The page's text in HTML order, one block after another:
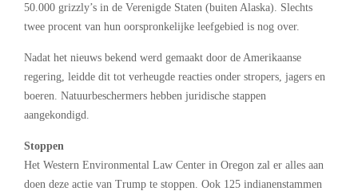
50.000 grizzly’s in de Verenigde Staten (buiten Alaska). Slechts
twee procent van hun oorspronkelijke leefgebied is nog over.
Nadat het nieuws bekend werd gemaakt door de Amerikaanse
regering, leidde dit tot verheugde reacties onder stropers, jagers en
boeren. Natuurbeschermers hebben juridische stappen
aangekondigd.
Stoppen
Het Western Environmental Law Center in Oregon zal er alles aan
doen deze actie van Trump te stoppen. Ook 125 indianenstammen